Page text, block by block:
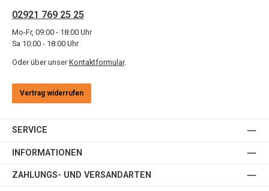
02921 769 25 25
Mo-Fr, 09:00 - 18:00 Uhr
Sa 10:00 - 18:00 Uhr
Oder über unser Kontaktformular.
Vertrag widerrufen
SERVICE
INFORMATIONEN
ZAHLUNGS- UND VERSANDARTEN